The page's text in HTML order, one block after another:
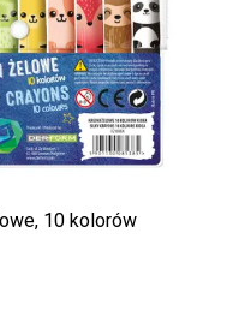
10 kolorów